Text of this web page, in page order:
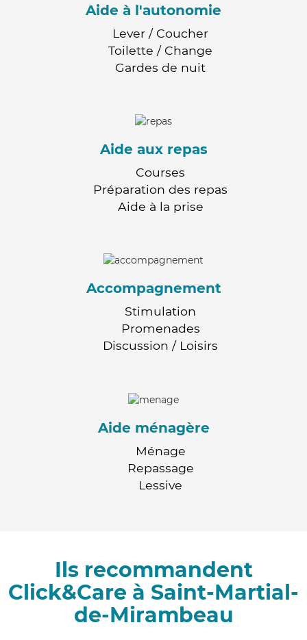
Aide à l'autonomie
Lever / Coucher
Toilette / Change
Gardes de nuit
Aide aux repas
Courses
Préparation des repas
Aide à la prise
Accompagnement
Stimulation
Promenades
Discussion / Loisirs
Aide ménagère
Ménage
Repassage
Lessive
Ils recommandent
Click&Care à Saint-Martial-
de-Mirambeau